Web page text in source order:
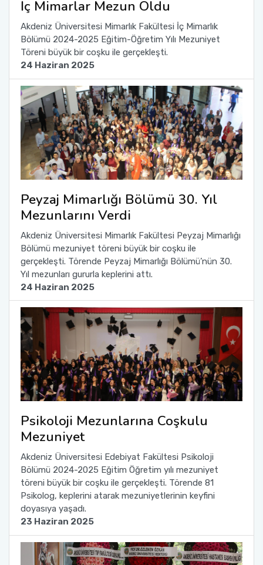
İç Mimarlar Mezun Oldu
Akdeniz Üniversitesi Mimarlık Fakültesi İç Mimarlık
Bölümü 2024-2025 Eğitim-Öğretim Yılı Mezuniyet
Töreni büyük bir coşku ile gerçekleşti.
24 Haziran 2025
Peyzaj Mimarlığı Bölümü 30. Yıl
Mezunlarını Verdi
Akdeniz Üniversitesi Mimarlık Fakültesi Peyzaj Mimarlığı
Bölümü mezuniyet töreni büyük bir coşku ile
gerçekleşti. Törende Peyzaj Mimarlığı Bölümü’nün 30.
Yıl mezunları gururla keplerini attı.
24 Haziran 2025
Psikoloji Mezunlarına Coşkulu
Mezuniyet
Akdeniz Üniversitesi Edebiyat Fakültesi Psikoloji
Bölümü 2024-2025 Eğitim Öğretim yılı mezuniyet
töreni büyük bir coşku ile gerçekleşti. Törende 81
Psikolog, keplerini atarak mezuniyetlerinin keyfini
doyasıya yaşadı.
23 Haziran 2025
2022-2026 Stratejik Planı
Faaliyet Raporları
Akademik Tören
İlahiyat Fakültesi
İletişim Fakültesi
Kemer Denizcilik Fakültesi
Kumluca Sağlık Bilimleri Fakültesi
Manavgat Sosyal ve Beşeri Bilimler Fakültesi
Manavgat Turizm Fakültesi
Manavgat Yabancı Diller Fakültesi
Mimarlık Fakültesi
Mühendislik Fakültesi
Sağlık Bilimleri Fakültesi
Serik İşletme Fakültesi
Spor Bilimleri Fakültesi
Su Ürünleri Fakültesi
Turizm Fakültesi
Uygulamalı Bilimler Fakültesi
Ziraat Fakültesi
Sağlık Hizmetleri MYO
Serik Gülsün Süleyman Süral MYO
Sosyal Bilimler MYO
Teknik Bilimler MYO
Yapı İşleri ve Teknik Daire Başkanlığı
Uluslararası İlişkiler Ofisi
Mezun Bilgi Sistemi
Sıkça Sorulan Sorular
Online Sağlık Hizmetleri Randevu Sistemi
Yönetim Sistemi)
Dış Kaynaklı Proje Takip Sistemi
AB Projeleri
TÜBİTAK Projeleri
Web of Science
SciVal